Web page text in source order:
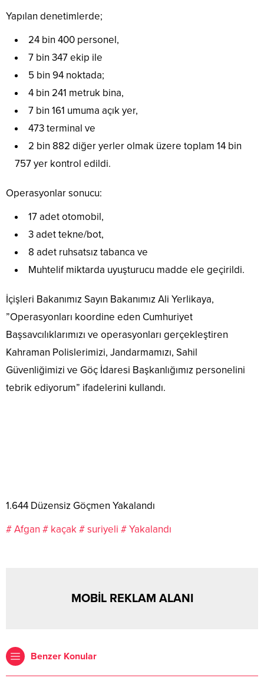
Yapılan denetimlerde;
24 bin 400 personel,
7 bin 347 ekip ile
5 bin 94 noktada;
4 bin 241 metruk bina,
7 bin 161 umuma açık yer,
473 terminal ve
2 bin 882 diğer yerler olmak üzere toplam 14 bin
757 yer kontrol edildi.
Operasyonlar sonucu:
17 adet otomobil,
3 adet tekne/bot,
8 adet ruhsatsız tabanca ve
Muhtelif miktarda uyuşturucu madde ele geçirildi.
İçişleri Bakanımız Sayın Bakanımız Ali Yerlikaya,
”Operasyonları koordine eden Cumhuriyet
Başsavcılıklarımızı ve operasyonları gerçekleştiren
Kahraman Polislerimizi, Jandarmamızı, Sahil
Güvenliğimizi ve Göç İdaresi Başkanlığımız personelini
tebrik ediyorum” ifadelerini kullandı.
1.644 Düzensiz Göçmen Yakalandı
# Afgan # kaçak# suriyeli # Yakalandı
MOBİL REKLAM ALANI
Benzer Konular